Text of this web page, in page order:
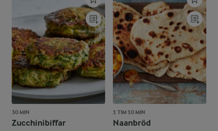
30 MIN
Zucchinibiffar
1 TIM 10 MIN
Naanbröd